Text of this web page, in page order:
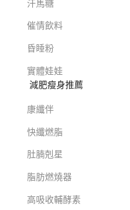
汗馬糖
催情飲料
昏睡粉
實體娃娃
減肥瘦身推薦
康纖伴
快纖燃脂
肚腩剋星
脂肪燃燒器
高吸收輔酵素